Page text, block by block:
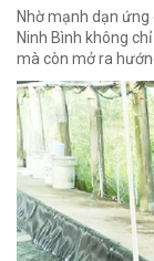
Nhờ mạnh dạn ứng
Ninh Bình không
mà còn mở ra